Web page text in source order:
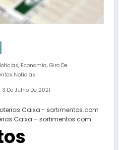
, Economia, Giro De
Notícias
3 De Julho De 2021
Caixa – sortimentos.com